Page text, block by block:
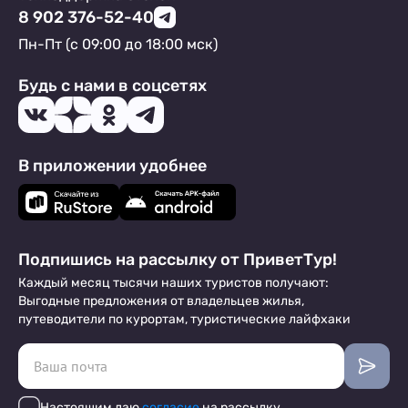
8 902 376-52-40
Пн-Пт (с 09:00 до 18:00 мск)
Будь с нами в соцсетях
В приложении удобнее
Подпишись на рассылку от ПриветТур!
Каждый месяц тысячи наших туристов получают:
Выгодные предложения от владельцев жилья,
путеводители по курортам, туристические лайфхаки